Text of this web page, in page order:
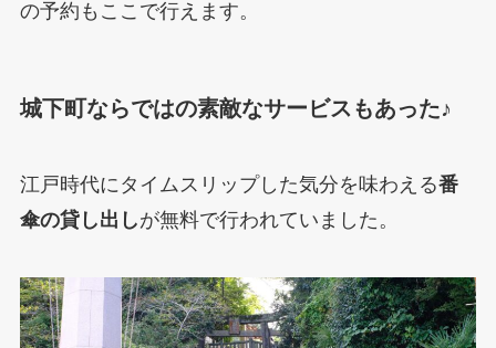
の予約もここで行えます。
城下町ならではの素敵なサービスもあった♪
江戸時代にタイムスリップした気分を味わえる番
傘の貸し出しが無料で行われていました。